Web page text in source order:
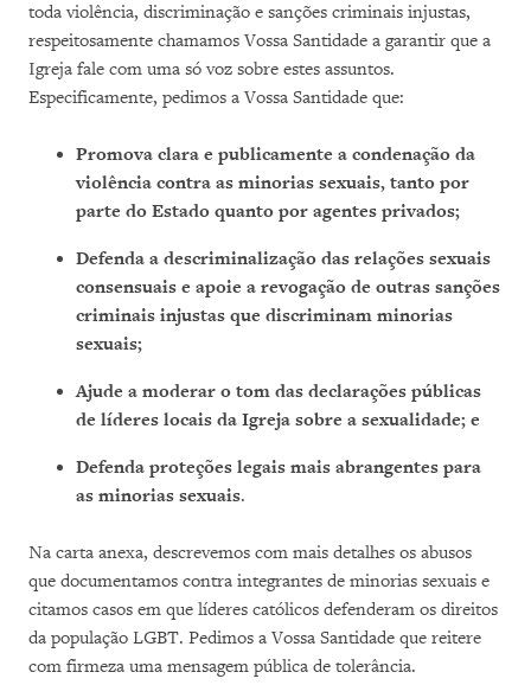
toda violência, discriminação e sanções criminais injustas,
respeitosamente chamamos Vossa Santidade a garantir que a
Igreja fale com uma só voz sobre estes assuntos.
Especificamente, pedimos a Vossa Santidade que:
Promova clara e publicamente a condenação da
violência contra as minorias sexuais, tanto por
parte do Estado quanto por agentes privados;
Defenda a descriminalização das relações sexuais
consensuais e apoie a revogação de outras sanções
criminais injustas que discriminam minorias
sexuais;
Ajude a moderar o tom das declarações públicas
de líderes locais da Igreja sobre a sexualidade; e
Defenda proteções legais mais abrangentes para
as minorias sexuais.
Na carta anexa, descrevemos com mais detalhes os abusos
que documentamos contra integrantes de minorias sexuais e
citamos casos em que líderes católicos defenderam os direitos
da população LGBT. Pedimos a Vossa Santidade que reitere
com firmeza uma mensagem pública de tolerância.